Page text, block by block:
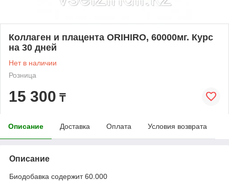
Коллаген и плацента ORIHIRO, 60000мг. Курс
на 30 дней
Нет в наличии
Розница
15 300 ₸
Описание Доставка Оплата Условия возврата
Описание
Биодобавка содержит 60.000